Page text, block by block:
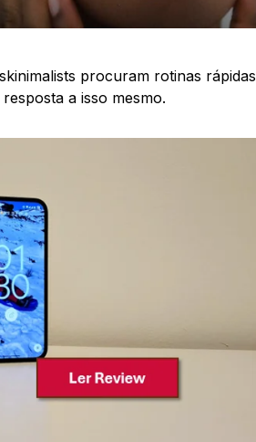
procuram rotinas rápidas
a isso mesmo.